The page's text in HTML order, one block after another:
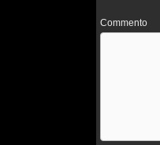
Commento